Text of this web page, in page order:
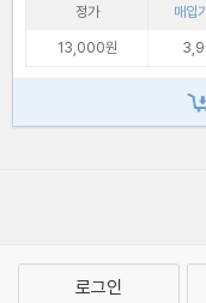
정가 매입
13,000원
로그인